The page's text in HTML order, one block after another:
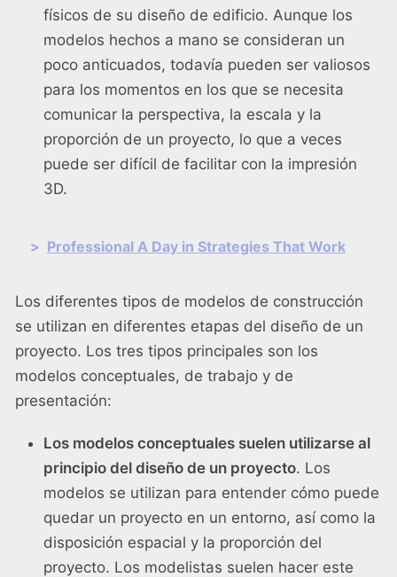
físicos de su diseño de edificio. Aunque los
modelos hechos a mano se consideran un
poco anticuados, todavía pueden ser valiosos
para los momentos en los que se necesita
comunicar la perspectiva, la escala y la
proporción de un proyecto, lo que a veces
puede ser difícil de facilitar con la impresión
3D.
> Professional A Day in Strategies That Work
Los diferentes tipos de modelos de construcción
se utilizan en diferentes etapas del diseño de un
proyecto. Los tres tipos principales son los
modelos conceptuales, de trabajo y de
presentación:
Los modelos conceptuales suelen utilizarse al
principio del diseño de un proyecto. Los
modelos se utilizan para entender cómo puede
quedar un proyecto en un entorno, así como la
disposición espacial y la proporción del
proyecto. Los modelistas suelen hacer este